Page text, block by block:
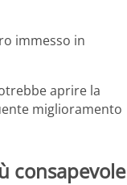
immesso in
aprire la
miglioramento
consapevole